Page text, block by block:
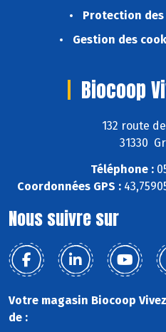
Protection des
Gestion des
Biocoop
132 route
31330
Téléphone :
Coordonnées GPS :
Nous suivre sur
Votre magasin Biocoop
de :